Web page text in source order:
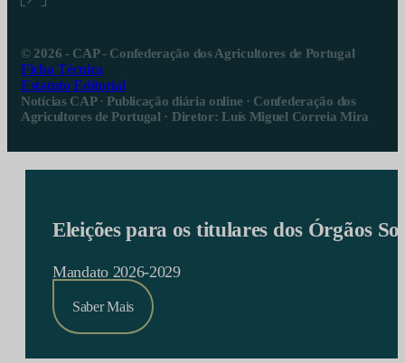
© 2026 - CAP - Confederação dos Agricultores de Portugal
Ficha Técnica
Estatuto Editorial
Notícias CAP · Publicação diária online · Confederação dos
Agricultores de Portugal · Diretor: Luís Miguel Correia Mira
Eleições para os titulares dos Órgãos
Mandato 2026-2029
Saber Mais